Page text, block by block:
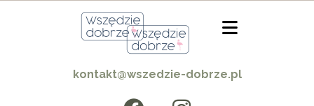
kontakt@wszedzie-dobrze.pl